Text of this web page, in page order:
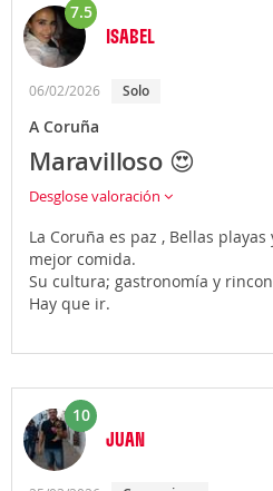
7.5
ISABEL
06/02/2026 Solo
A Coruña
Maravilloso 😍
Desglose valoración
La Coruña es paz , Bellas
mejor comida.
Su cultura; gastronomía y
Hay que ir.
10
JUAN